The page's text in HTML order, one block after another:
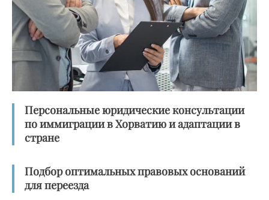
Персональные юридические консультации
по иммиграции в Хорватию и адаптации в
стране
Подбор оптимальных правовых оснований
для переезда